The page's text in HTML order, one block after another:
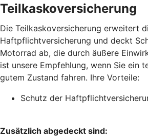
Teilkaskoversicherung
Die Teilkaskoversicherung erweitert
Haftpflichtversicherung und deckt
Motorrad ab, die durch äußere
ist unsere Empfehlung, wenn Sie ein
gutem Zustand fahren. Ihre Vorteile:
Schutz der
Zusätzlich abgedeckt sind: